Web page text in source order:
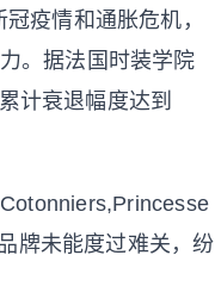
疫情和通胀危机，
。据法国时装学院
计衰退幅度达到
牌未能度过难关，纷